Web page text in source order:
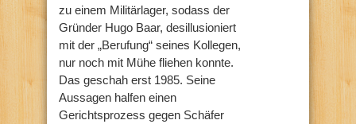
zu einem Militärlager, sodass der
Gründer Hugo Baar, desillusioniert
mit der „Berufung“ seines Kollegen,
nur noch mit Mühe fliehen konnte.
Das geschah erst 1985. Seine
Aussagen halfen einen
Gerichtsprozess gegen Schäfer